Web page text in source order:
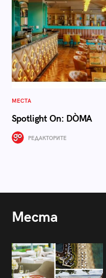
МЕСТА
Spotlight On: DÒMA
РЕДАКТОРИТЕ
Места